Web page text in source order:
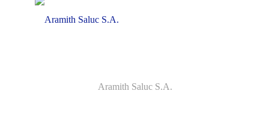
Aramith Saluc S.A.